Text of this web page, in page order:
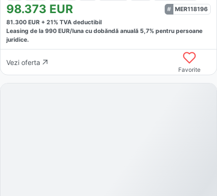
98.373 EUR
MER118196
81.300 EUR + 21% TVA deductibil
Leasing de la 990 EUR/luna cu dobăndă anuală 5,7% pentru persoane
juridice.
Vezi oferta
Favorite